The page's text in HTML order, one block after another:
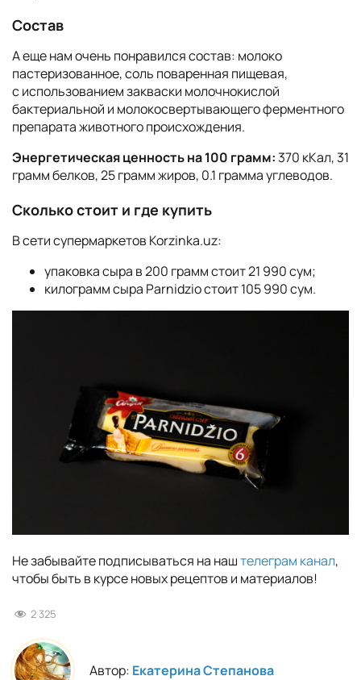
Состав
А еще нам очень понравился состав: молоко
пастеризованное, соль поваренная пищевая,
с использованием закваски молочнокислой
бактериальной и молокосвертывающего ферментного
препарата животного происхождения.
Энергетическая ценность на 100 грамм:370 кКал, 31
грамм белков, 25 грамм жиров, 0.1 грамма углеводов.
Сколько стоит и где купить
В сети супермаркетов Korzinka.uz:
упаковка сыра в 200 грамм стоит 21 990 сум;
килограмм сыра Parnidzio стоит 105 990 сум.
Не забывайте подписываться на наштелеграм канал,
чтобы быть в курсе новых рецептов и материалов!
2 325
Автор: Екатерина Степанова